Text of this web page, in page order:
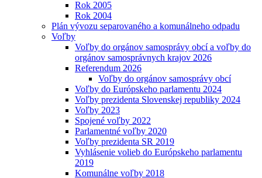
Rok 2005
Rok 2004
Plán vývozu separovaného a komunálneho odpadu
Voľby
Voľby do orgánov samosprávy obcí a voľby do
orgánov samosprávnych krajov 2026
Referendum 2026
Voľby do orgánov samosprávy obcí
Voľby do Európskeho parlamentu 2024
Voľby prezidenta Slovenskej republiky 2024
Voľby 2023
Spojené voľby 2022
Parlamentné voľby 2020
Voľby prezidenta SR 2019
Vyhlásenie volieb do Európskeho parlamentu
2019
Komunálne voľby 2018